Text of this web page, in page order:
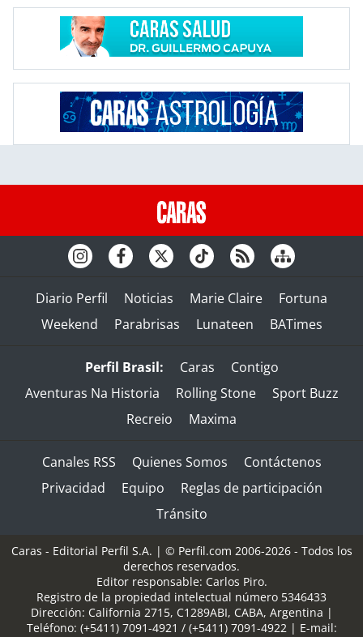
Diario Perfil Noticias Marie Claire
Fortuna
Weekend
Parabrisas Lunateen BATimes
Perfil Brasil: Caras
Contigo
Aventuras Na Historia
Rolling Stone
Sport Buzz
Recreio
Maxima
Canales RSS Quienes Somos
Contáctenos
Privacidad
Equipo
Reglas de participación
Tránsito
Caras - Editorial Perfil S.A. | © Perfil.com 2006-2026 - Todos los
derechos reservados.
Editor responsable: Carlos Piro.
Registro de la propiedad intelectual número 5346433
Dirección: California 2715, C1289ABI, CABA, Argentina |
Teléfono: (+5411) 7091-4921 / (+5411) 7091-4922 | E-mail: